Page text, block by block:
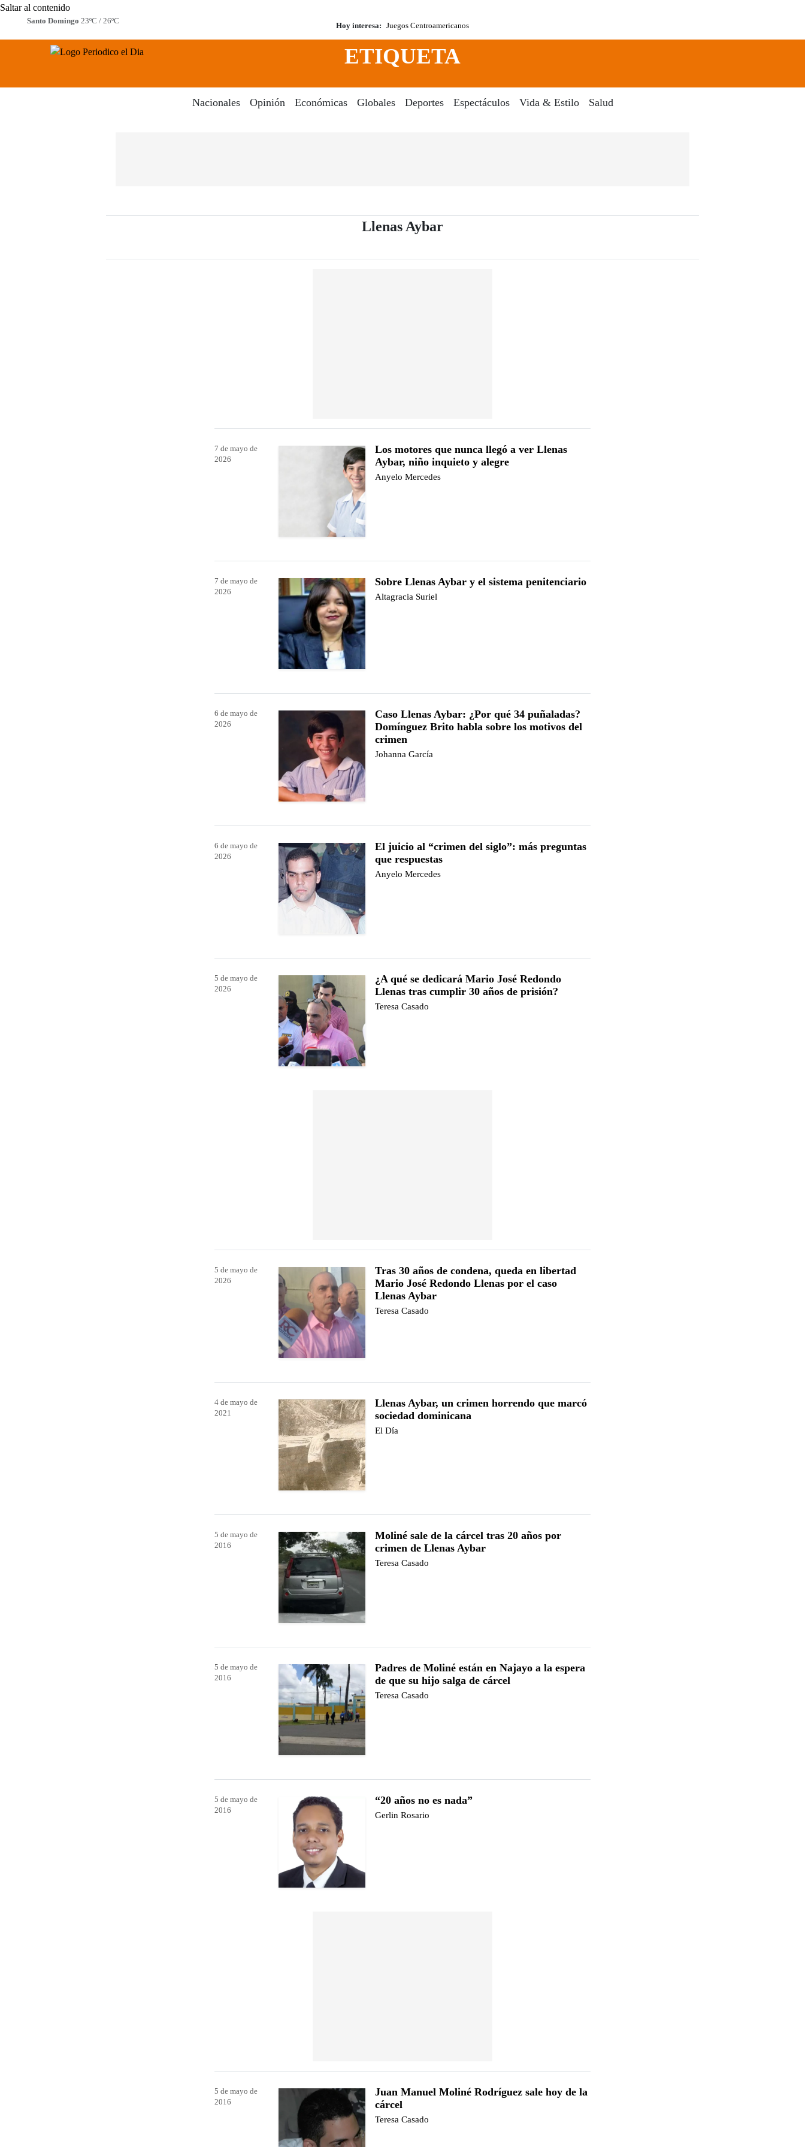
Saltar al contenido
Santo Domingo 23ºC / 26ºC
Hoy interesa: Juegos Centroamericanos
Search
ETIQUETA
Nacionales Opinión Económicas Globales Deportes Espectáculos Vida & Estilo Salud
Llenas Aybar- Periódico El Dia Digital
7 de mayo de
2026
Los motores que nunca llegó a ver Llenas
Aybar, niño inquieto y alegre
Anyelo Mercedes
7 de mayo de
2026
Sobre Llenas Aybar y el sistema penitenciario
Altagracia Suriel
6 de mayo de
2026
Caso Llenas Aybar: ¿Por qué 34 puñaladas?
Domínguez Brito habla sobre los motivos del
crimen
Johanna García
6 de mayo de
2026
El juicio al “crimen del siglo”: más preguntas
que respuestas
Anyelo Mercedes
5 de mayo de
2026
¿A qué se dedicará Mario José Redondo
Llenas tras cumplir 30 años de prisión?
Teresa Casado
5 de mayo de
2026
Tras 30 años de condena, queda en libertad
Mario José Redondo Llenas por el caso
Llenas Aybar
Teresa Casado
4 de mayo de
2021
Llenas Aybar, un crimen horrendo que marcó
sociedad dominicana
El Día
5 de mayo de
2016
Moliné sale de la cárcel tras 20 años por
crimen de Llenas Aybar
Teresa Casado
5 de mayo de
2016
Padres de Moliné están en Najayo a la espera
de que su hijo salga de cárcel
Teresa Casado
5 de mayo de
2016
“20 años no es nada”
Gerlin Rosario
5 de mayo de
2016
Juan Manuel Moliné Rodríguez sale hoy de la
cárcel
Teresa Casado